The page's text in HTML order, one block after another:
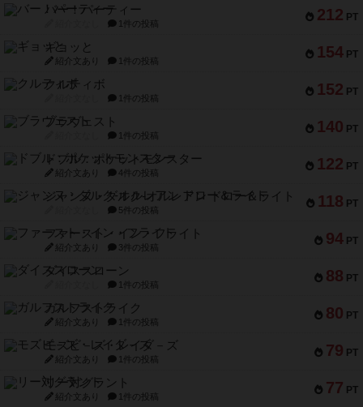
212 PT
バー！パーティー
1件の投稿
154 PT
ギョッと
紹介文あり 1件の投稿
152 PT
クルティボ
1件の投稿
140 PT
ブラヴェスト
1件の投稿
122 PT
ドブル：ポケットモンスター
紹介文あり 4件の投稿
118 PT
ジャンヌ・ダルク-オルレアン ドロー＆ライト
5件の投稿
94 PT
ファースト・イン・フライト
紹介文あり 3件の投稿
88 PT
ダイススローン
1件の投稿
80 PT
ガルフストライク
紹介文あり 1件の投稿
79 PT
モズビ－ズ・レイダ－ズ
紹介文あり 1件の投稿
77 PT
リー対グラント
紹介文あり 1件の投稿